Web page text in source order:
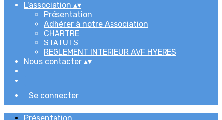
L'association ▴▾
Présentation
Adhérer à notre Association
CHARTRE
STATUTS
REGLEMENT INTERIEUR AVF HYERES
Nous contacter ▴▾
Se connecter
Présentation